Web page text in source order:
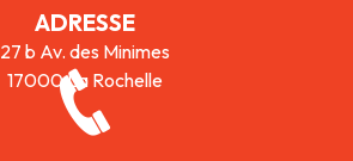
ADRESSE
27 b Av. des Minimes
17000 La Rochelle